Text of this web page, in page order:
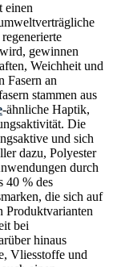
einen
gewinnen
Weichheit und
Fasern an
stammen aus
-ähnliche Haptik,
Die
und sich
dazu, Polyester
durch
40 % des
die sich auf
Produktvarianten
bei
hinaus
Vliesstoffe und